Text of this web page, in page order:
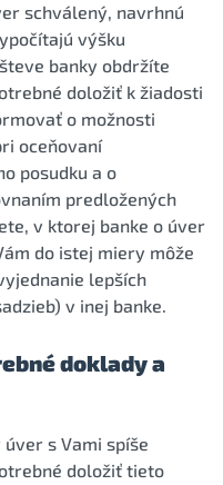
schválený, navrhnú
výšku
banky obdržíte
doložiť k žiadosti
o možnosti
oceňovaní
posudku a o
predložených
v ktorej banke o úver
do istej miery môže
lepších
v inej banke.
doklady a
s Vami spíše
doložiť tieto